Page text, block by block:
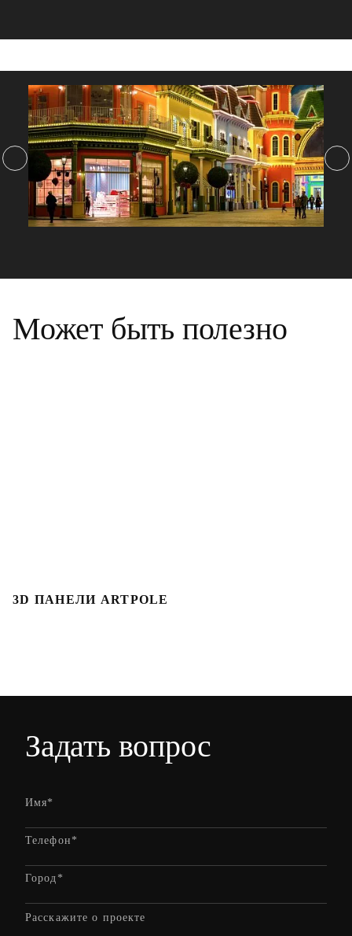
Может быть полезно
3D ПАНЕЛИ ARTPOLE
Задать вопрос